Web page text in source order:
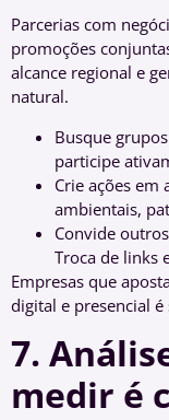
Parcerias com
promoções
alcance regional e
natural.
Busque
participe
Crie ações em
ambientais,
Convide
Troca de links
Empresas que
digital e presencial
7.
medir é